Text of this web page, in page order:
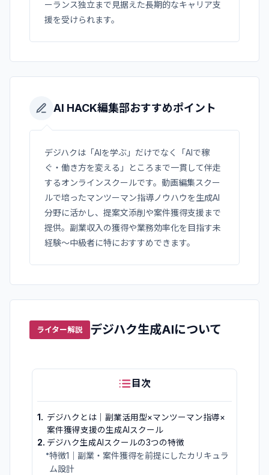
ーランス独立まで見据えた長期的なキャリア支
援を受けられます。
AI HACK編集部おすすめポイント
デジハクは「AIを学ぶ」だけでなく「AIで稼
ぐ・働き方を変える」ところまで一貫して伴走
するオンラインスクールです。動画編集スクー
ルで培ったマンツーマン指導ノウハウを生成AI
分野に活かし、提案文添削や案件獲得支援まで
提供。副業収入の獲得や業務効率化を目指す未
経験〜中級者に特におすすめできます。
ライター解説 デジハク生成AIについて
目次
1 . デジハクとは｜副業活用型×マンツーマン指導×
案件獲得支援の生成AIスクール
2. デジハク生成AIスクールの3つの特徴
•特徴1｜副業・案件獲得を前提にしたカリキュラ
ム設計